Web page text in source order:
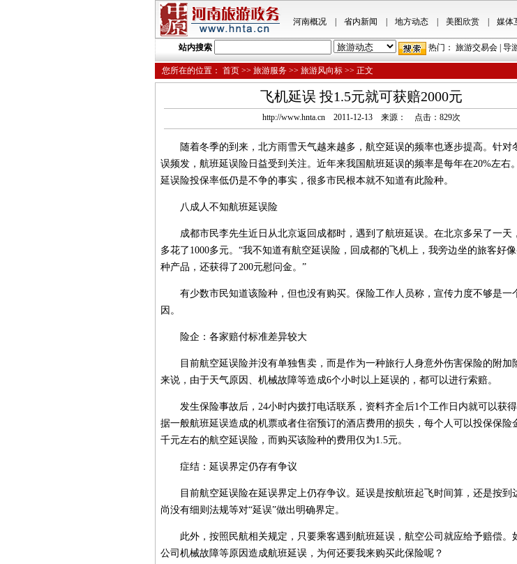
河南概况| 省内新闻 地方动态| 美图欣赏| 媒体
站内搜索 热门： 旅游交易会 导
您所在的位置： 首页 >> 旅游服务 >> 旅游风向标 >> 正文
飞机延误 投1.5元就可获赔2000元
http://www.hnta.cn 2011-12-13 来源： 点击： 829次
随着冬季的到来，北方雨雪天气越来越多，航空延误的频率也逐步提高。针对
误频发，航班延误险日益受到关注。近年来我国航班延误的频率是每年在20%左右
延误险投保率低仍是不争的事实，很多市民根本就不知道有此险种。
八成人不知航班延误险
成都市民李先生近日从北京返回成都时，遇到了航班延误。在北京多呆了一天
多花了1000多元。“我不知道有航空延误险，回成都的飞机上，我旁边坐的旅客好
种产品，还获得了200元慰问金。”
有少数市民知道该险种，但也没有购买。保险工作人员称，宣传力度不够是一
因。
险企：各家赔付标准差异较大
目前航空延误险并没有单独售卖，而是作为一种旅行人身意外伤害保险的附加
来说，由于天气原因、机械故障等造成6个小时以上延误的，都可以进行索赔。
发生保险事故后，24小时内拨打电话联系，资料齐全后1个工作日内就可以获
据一般航班延误造成的机票或者住宿预订的酒店费用的损失，每个人可以投保保险
千元左右的航空延误险，而购买该险种的费用仅为1.5元。
症结：延误界定仍存有争议
目前航空延误险在延误界定上仍存争议。延误是按航班起飞时间算，还是按到
尚没有细则法规等对“延误”做出明确界定。
此外，按照民航相关规定，只要乘客遇到航班延误，航空公司就应给予赔偿。
公司机械故障等原因造成航班延误，为何还要我来购买此保险呢？